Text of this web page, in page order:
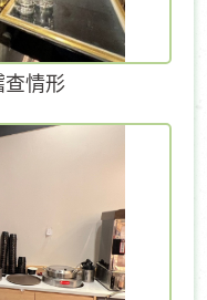
查情形